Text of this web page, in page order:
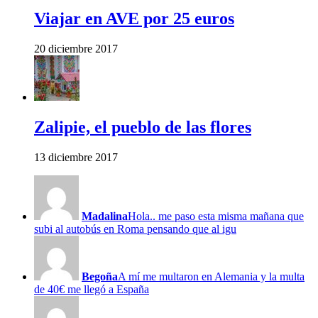
Viajar en AVE por 25 euros
20 diciembre 2017
Zalipie, el pueblo de las flores
13 diciembre 2017
MadalinaHola.. me paso esta misma mañana que
subi al autobús en Roma pensando que al igu
BegoñaA mí me multaron en Alemania y la multa
de 40€ me llegó a España